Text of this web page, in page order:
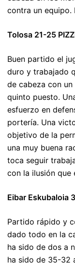
contra un equipo.
Tolosa 21-25
Buen partido el
duro y trabajado
de cabeza con
quinto puesto.
esfuerzo en
portería. Una
objetivo de la
una muy buena
toca seguir
con la ilusión que
Eibar Eskubaloia
Partido rápido y
dado todo en la
ha sido de dos a
ha sido de 35-32